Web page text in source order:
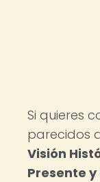
Si quieres
parecidos
Visión
Presente